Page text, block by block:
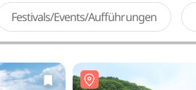
Festivals/Events/Aufführungen